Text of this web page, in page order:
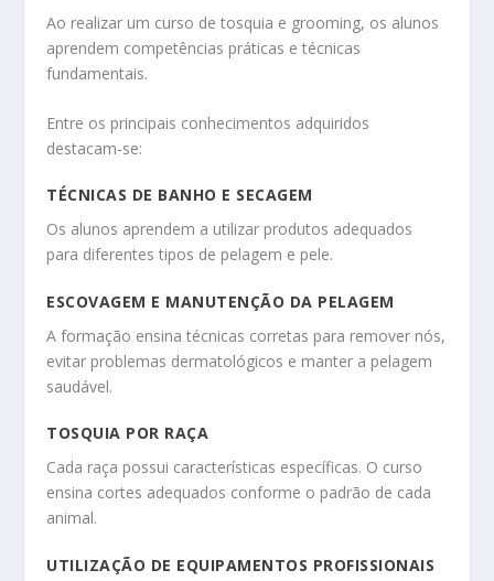
Ao realizar um curso de tosquia e grooming, os alunos
aprendem competências práticas e técnicas
fundamentais.
Entre os principais conhecimentos adquiridos
destacam-se:
TÉCNICAS DE BANHO E SECAGEM
Os alunos aprendem a utilizar produtos adequados
para diferentes tipos de pelagem e pele.
ESCOVAGEM E MANUTENÇÃO DA PELAGEM
A formação ensina técnicas corretas para remover nós,
evitar problemas dermatológicos e manter a pelagem
saudável.
TOSQUIA POR RAÇA
Cada raça possui características específicas. O curso
ensina cortes adequados conforme o padrão de cada
animal.
UTILIZAÇÃO DE EQUIPAMENTOS PROFISSIONAIS